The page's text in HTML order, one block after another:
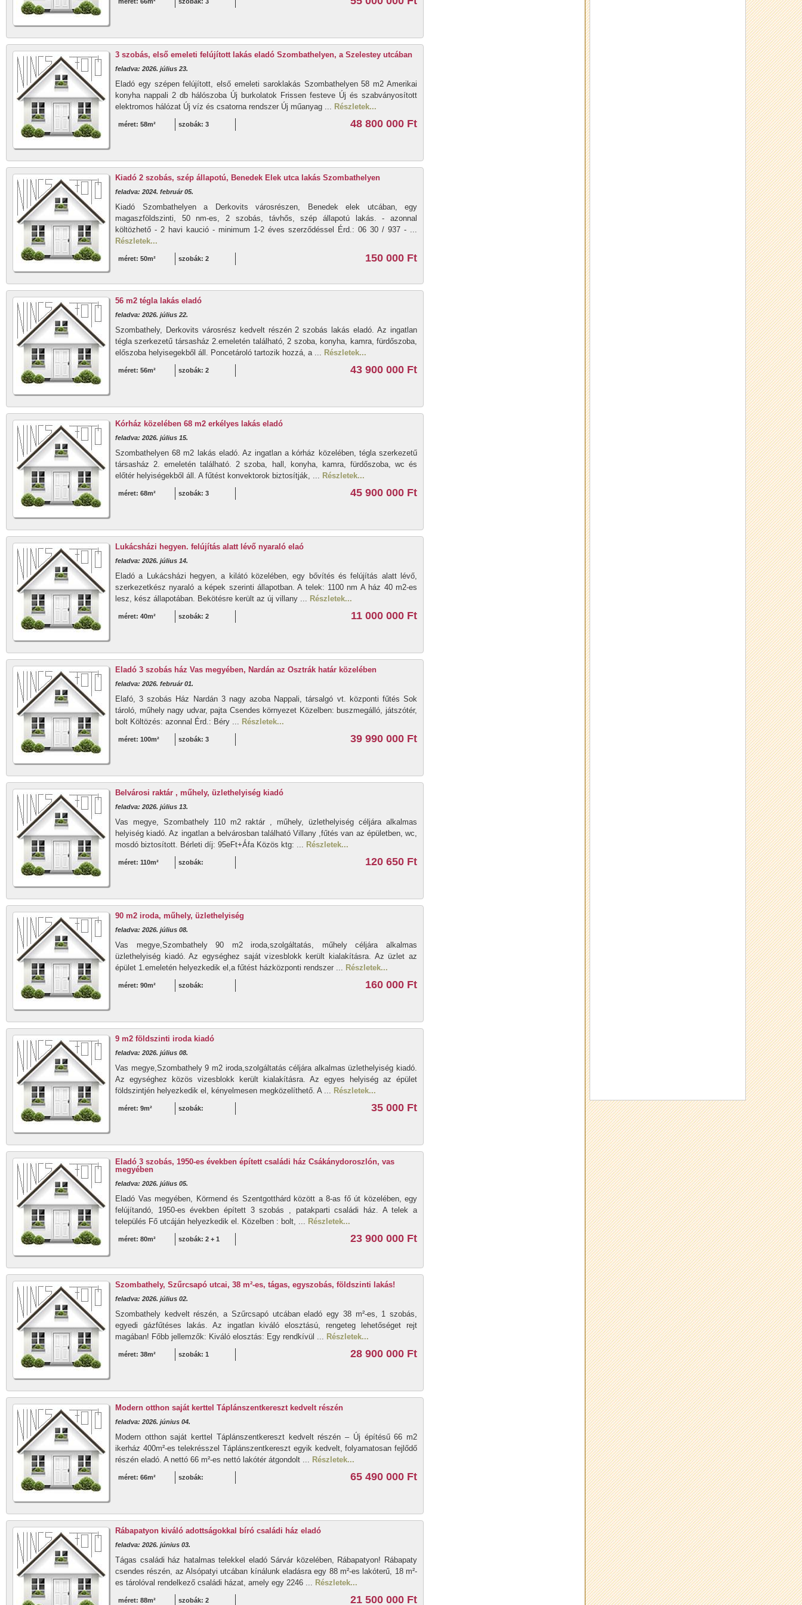
3 szobás, első emeleti felújított lakás eladó Szombathelyen, a Szelestey utcában
feladva: 2026. július 23.
Eladó egy szépen felújított, első emeleti saroklakás Szombathelyen 58 m2 Amerikai
konyha nappali 2 db hálószoba Új burkolatok Frissen festeve Új és szabványosított
elektromos hálózat Új víz és csatorna rendszer Új műanyag ... Részletek...
méret: 58m² szobák: 3 48 800 000 Ft
Kiadó 2 szobás, szép állapotú, Benedek Elek utca lakás Szombathelyen
feladva: 2024. február 05.
Kiadó Szombathelyen a Derkovits városrészen, Benedek elek utcában, egy
magaszföldszinti, 50 nm-es, 2 szobás, távhős, szép állapotú lakás. - azonnal
költözhető - 2 havi kaució - minimum 1-2 éves szerződéssel Érd.: 06 30 / 937 - ...
Részletek...
méret: 50m² szobák: 2 150 000 Ft
56 m2 tégla lakás eladó
feladva: 2026. július 22.
Szombathely, Derkovits városrész kedvelt részén 2 szobás lakás eladó. Az ingatlan
tégla szerkezetű társasház 2.emeletén található, 2 szoba, konyha, kamra, fürdőszoba,
előszoba helyisegekből áll. Poncetároló tartozik hozzá, a ... Részletek...
méret: 56m² szobák: 2 43 900 000 Ft
Kórház közelében 68 m2 erkélyes lakás eladó
feladva: 2026. július 15.
Szombathelyen 68 m2 lakás eladó. Az ingatlan a kórház közelében, tégla szerkezetű
társasház 2. emeletén található. 2 szoba, hall, konyha, kamra, fürdőszoba, wc és
előtér helyiségekből áll. A fűtést konvektorok biztosítják, ... Részletek...
méret: 68m² szobák: 3 45 900 000 Ft
Lukácsházi hegyen. felújítás alatt lévő nyaraló elaó
feladva: 2026. július 14.
Eladó a Lukácsházi hegyen, a kilátó közelében, egy bővítés és felújítás alatt lévő,
szerkezetkész nyaraló a képek szerinti állapotban. A telek: 1100 nm A ház 40 m2-es
lesz, kész állapotában. Bekötésre került az új villany ... Részletek...
méret: 40m² szobák: 2 11 000 000 Ft
Eladó 3 szobás ház Vas megyében, Nardán az Osztrák határ közelében
feladva: 2026. február 01.
Elafó, 3 szobás Ház Nardán 3 nagy azoba Nappali, társalgó vt. központi fűtés Sok
tároló, műhely nagy udvar, pajta Csendes környezet Közelben: buszmegálló, játszótér,
bolt Költözés: azonnal Érd.: Béry ... Részletek...
méret: 100m² szobák: 3 39 990 000 Ft
Belvárosi raktár , műhely, üzlethelyiség kiadó
feladva: 2026. július 13.
Vas megye, Szombathely 110 m2 raktár , műhely, üzlethelyiség céljára alkalmas
helyiség kiadó. Az ingatlan a belvárosban található Villany ,fűtés van az épületben, wc,
mosdó biztosított. Bérleti díj: 95eFt+Áfa Közös ktg: ... Részletek...
méret: 110m² szobák: 120 650 Ft
90 m2 iroda, műhely, üzlethelyiség
feladva: 2026. július 08.
Vas megye,Szombathely 90 m2 iroda,szolgáltatás, műhely céljára alkalmas
üzlethelyiség kiadó. Az egységhez saját vizesblokk került kialakításra. Az üzlet az
épület 1.emeletén helyezkedik el,a fűtést házközponti rendszer ... Részletek...
méret: 90m² szobák: 160 000 Ft
9 m2 földszinti iroda kiadó
feladva: 2026. július 08.
Vas megye,Szombathely 9 m2 iroda,szolgáltatás céljára alkalmas üzlethelyiség kiadó.
Az egységhez közös vizesblokk került kialakításra. Az egyes helyiség az épület
földszintjén helyezkedik el, kényelmesen megközelíthető. A ... Részletek...
méret: 9m² szobák: 35 000 Ft
Eladó 3 szobás, 1950-es években épített családi ház Csákánydoroszlón, vas
megyében
feladva: 2026. július 05.
Eladó Vas megyében, Körmend és Szentgotthárd között a 8-as fő út közelében, egy
felújítandó, 1950-es években épített 3 szobás , patakparti családi ház. A telek a
település Fő utcáján helyezkedik el. Közelben : bolt, ... Részletek...
méret: 80m² szobák: 2 + 1 23 900 000 Ft
Szombathely, Szűrcsapó utcai, 38 m²-es, tágas, egyszobás, földszinti lakás!
feladva: 2026. július 02.
Szombathely kedvelt részén, a Szűrcsapó utcában eladó egy 38 m²-es, 1 szobás,
egyedi gázfűtéses lakás. Az ingatlan kiváló elosztású, rengeteg lehetőséget rejt
magában! Főbb jellemzők: Kiváló elosztás: Egy rendkívül ... Részletek...
méret: 38m² szobák: 1 28 900 000 Ft
Modern otthon saját kerttel Táplánszentkereszt kedvelt részén
feladva: 2026. június 04.
Modern otthon saját kerttel Táplánszentkereszt kedvelt részén – Új építésű 66 m2
ikerház 400m²-es telekrésszel Táplánszentkereszt egyik kedvelt, folyamatosan fejlődő
részén eladó. A nettó 66 m²-es nettó lakótér átgondolt ... Részletek...
méret: 66m² szobák: 65 490 000 Ft
Rábapatyon kiváló adottságokkal bíró családi ház eladó
feladva: 2026. június 03.
Tágas családi ház hatalmas telekkel eladó Sárvár közelében, Rábapatyon! Rábapaty
csendes részén, az Alsópatyi utcában kínálunk eladásra egy 88 m²-es lakóterű, 18 m²-
es tárolóval rendelkező családi házat, amely egy 2246 ... Részletek...
méret: 88m² szobák: 2 21 500 000 Ft